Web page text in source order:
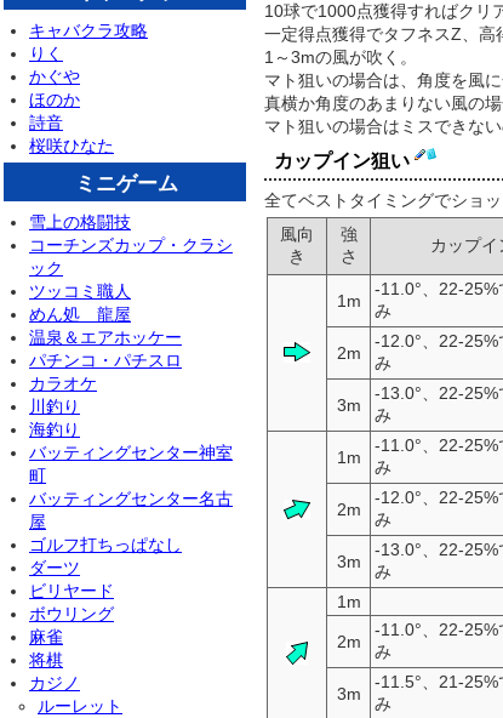
10球で1000点獲得すればクリ
一定得点獲得でタフネスZ、高
1～3mの風が吹く。
マト狙いの場合は、角度を風
真横か角度のあまりない風の
マト狙いの場合はミスできな
カップイン狙い
全てベストタイミングでショッ
風向
き
強
さ
カップイ
1m
-11.0°、22-
み
2m
-12.0°、22-
み
3m
-13.0°、22-
み
1m
-11.0°、22-
み
2m
-12.0°、22-
み
3m
-13.0°、22-
み
1m
2m
-11.0°、22-
み
3m
-11.5°、21-
み
キャバクラ攻略
りく
かぐや
ほのか
詩音
桜咲ひなた
ミニゲーム
雪上の格闘技
コーチンズカップ・クラシ
ック
ツッコミ職人
めん処 龍屋
温泉＆エアホッケー
パチンコ・パチスロ
カラオケ
川釣り
海釣り
バッティングセンター神室
町
バッティングセンター名古
屋
ゴルフ打ちっぱなし
ダーツ
ビリヤード
ボウリング
麻雀
将棋
カジノ
ルーレット